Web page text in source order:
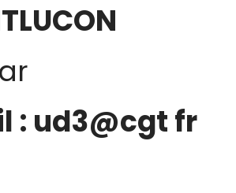
: ud3@cgt fr